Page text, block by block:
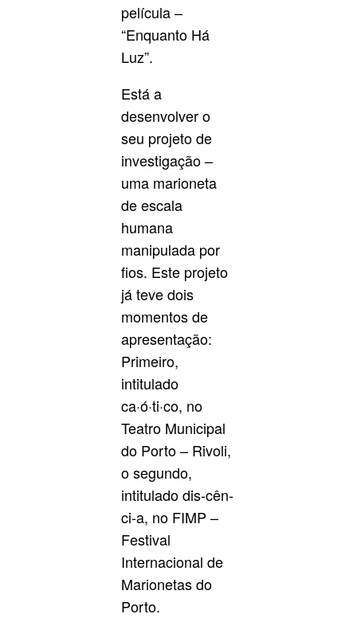
película –
“Enquanto Há
Luz”.
Está a
desenvolver o
seu projeto de
investigação –
uma marioneta
de escala
humana
manipulada por
fios. Este projeto
já teve dois
momentos de
apresentação:
Primeiro,
intitulado
ca·ó·ti·co, no
Teatro Municipal
do Porto – Rivoli,
o segundo,
intitulado dis-cên-
ci-a, no FIMP –
Festival
Internacional de
Marionetas do
Porto.